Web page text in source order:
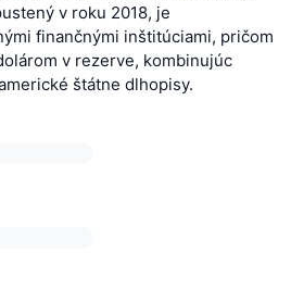
v roku 2018, je
finančnými inštitúciami, pričom
v rezerve, kombinujúc
štátne dlhopisy.